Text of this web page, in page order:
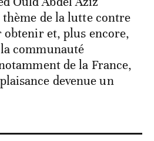
de la lutte contre
et, plus encore,
communauté
de la France,
devenue un